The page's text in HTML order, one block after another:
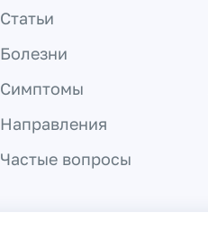
Статьи
Болезни
Симптомы
Направления
Частые вопросы